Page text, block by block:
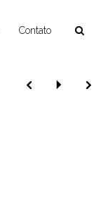
Contato